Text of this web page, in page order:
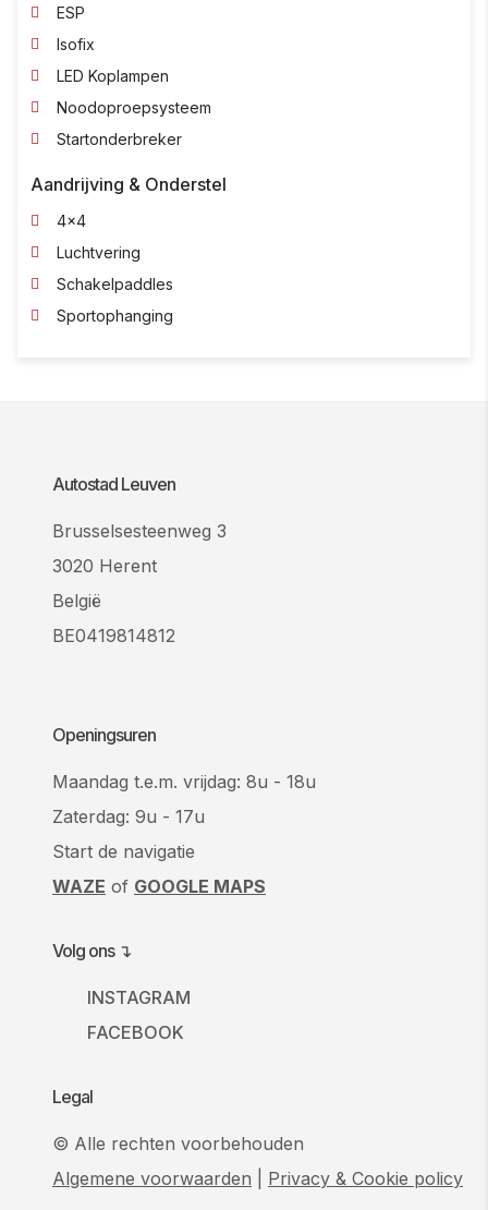
ESP
Isofix
LED Koplampen
Noodoproepsysteem
Startonderbreker
Aandrijving & Onderstel
4x4
Luchtvering
Schakelpaddles
Sportophanging
Autostad Leuven
Brusselsesteenweg 3
3020 Herent
België
BE0419814812
Openingsuren
Maandag t.e.m. vrijdag: 8u - 18u
Zaterdag: 9u - 17u
Start de navigatie
WAZE of GOOGLE MAPS
Volg ons ↴
INSTAGRAM
FACEBOOK
Legal
© Alle rechten voorbehouden
Algemene voorwaarden
Privacy & Cookie policy